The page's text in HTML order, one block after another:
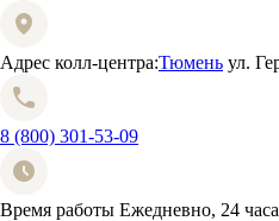
Адрес колл-центра:Тюмень ул.
8 (800) 301-53-09
Время работы Ежедневно, 24 часа